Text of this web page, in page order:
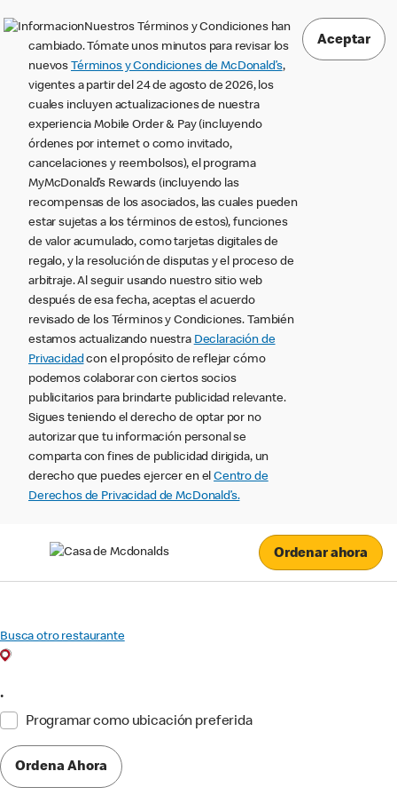
Nuestros Términos y Condiciones han
cambiado. Tómate unos minutos para revisar los
nuevos Términos y Condiciones de McDonald’s,
vigentes a partir del 24 de agosto de 2026, los
cuales incluyen actualizaciones de nuestra
experiencia Mobile Order & Pay (incluyendo
órdenes por internet o como invitado,
cancelaciones y reembolsos), el programa
MyMcDonald’s Rewards (incluyendo las
recompensas de los asociados, las cuales pueden
estar sujetas a los términos de estos), funciones
de valor acumulado, como tarjetas digitales de
regalo, y la resolución de disputas y el proceso de
arbitraje. Al seguir usando nuestro sitio web
después de esa fecha, aceptas el acuerdo
revisado de los Términos y Condiciones. También
estamos actualizando nuestra Declaración de
Privacidadcon el propósito de reflejar cómo
podemos colaborar con ciertos socios
publicitarios para brindarte publicidad relevante.
Sigues teniendo el derecho de optar por no
autorizar que tu información personal se
comparta con fines de publicidad dirigida, un
derecho que puedes ejercer en elCentro de
Derechos de Privacidad de McDonald’s.
Aceptar
Ordenar ahora
Busca otro restaurante
•
Programar como ubicación preferida
Ordena Ahora